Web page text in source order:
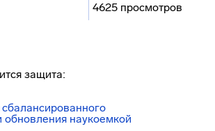
4625 просмотров
защита:
наукоемкой